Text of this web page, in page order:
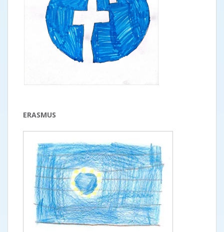
ERASMUS